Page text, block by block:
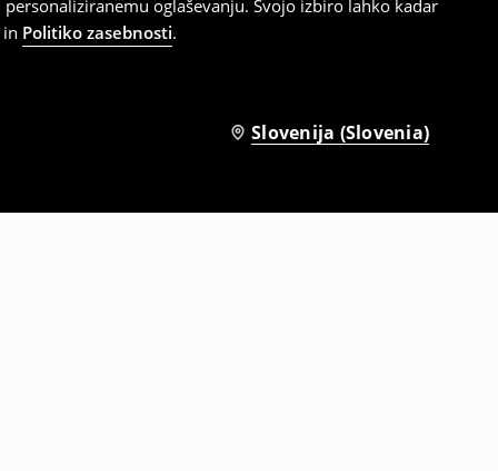
oglaševanju. Svojo izbiro lahko kadar
in Politiko zasebnosti.
Slovenija (Slovenia)